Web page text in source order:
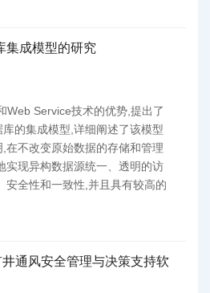
集成模型的研究
Web Service技术的优势,提出了
的集成模型,详细阐述了该模型
在不改变原始数据的存储和管理
实现异构数据源统一、透明的访
安全性和一致性,并且具有较高的
通风安全管理与决策支持软